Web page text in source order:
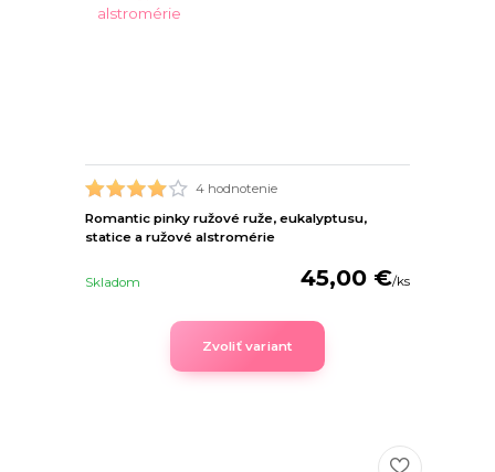
4 hodnotenie
Romantic pinky ružové ruže, eukalyptusu,
statice a ružové alstromérie
45,00 €/ks
Skladom
Zvoliť variant